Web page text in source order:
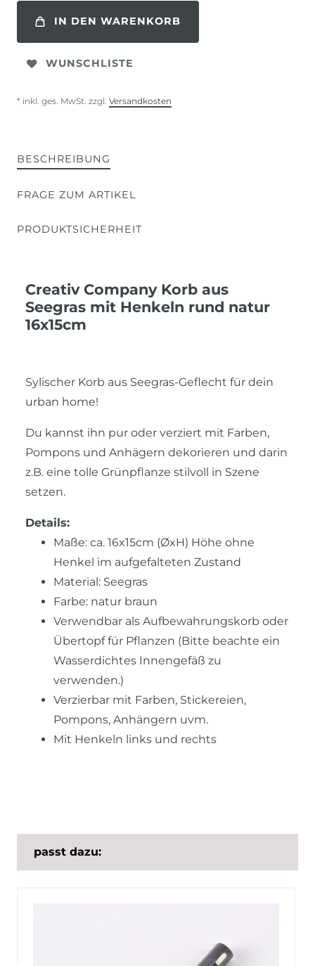
IN DEN WARENKORB
WUNSCHLISTE
* inkl. ges. MwSt. zzgl. Versandkosten
BESCHREIBUNG
FRAGE ZUM ARTIKEL
PRODUKTSICHERHEIT
Creativ Company Korb aus
Seegras mit Henkeln rund natur
16x15cm
Sylischer Korb aus Seegras-Geflecht für dein
urban home!
Du kannst ihn pur oder verziert mit Farben,
Pompons und Anhägern dekorieren und darin
z.B. eine tolle Grünpflanze stilvoll in Szene
setzen.
Details:
Maße: ca. 16x15cm (ØxH) Höhe ohne
Henkel im aufgefalteten Zustand
Material: Seegras
Farbe: natur braun
Verwendbar als Aufbewahrungskorb oder
Übertopf für Pflanzen (Bitte beachte ein
Wasserdichtes Innengefäß zu
verwenden.)
Verzierbar mit Farben, Stickereien,
Pompons, Anhängern uvm.
Mit Henkeln links und rechts
passt dazu: